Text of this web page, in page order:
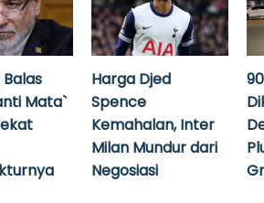
Mata`
Harga Djed
Spence
Kemahalan, Inter
Milan Mundur dari
Negosiasi